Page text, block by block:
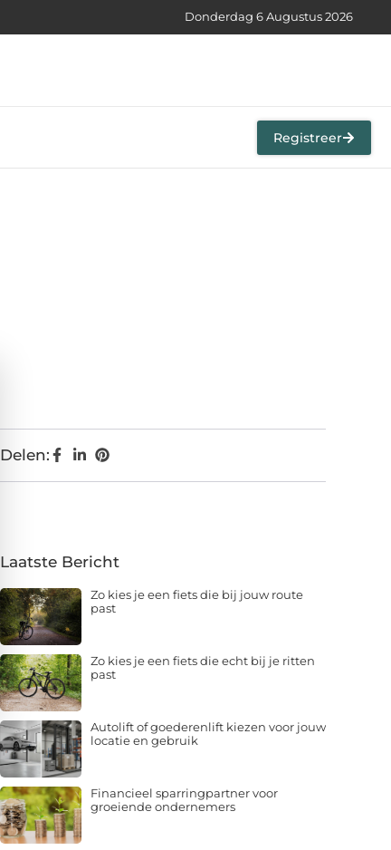
Donderdag 6 Augustus 2026
Registreer
Delen:
Laatste Bericht
Zo kies je een fiets die bij jouw route
past
Zo kies je een fiets die echt bij je ritten
past
Autolift of goederenlift kiezen voor jouw
locatie en gebruik
Financieel sparringpartner voor
groeiende ondernemers